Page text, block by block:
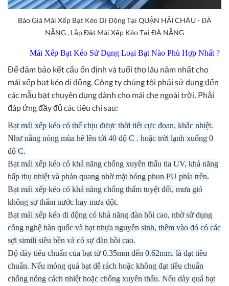
Báo Giá Mái Xếp Bạt Kéo Di Động Tại QUẬN HẢI CHÂU - ĐÀ
NẴNG , Lắp Đặt Mái Xếp Kéo Tại ĐÀ NẴNG
Mái Xếp Bạt Kéo Sử Dụng Loại Bạt Nào Phù Hợp Nhất ?
Để đảm bảo kết cấu ổn định và tuổi thọ lâu năm nhất cho
mái xếp bạt kéo di động. Công ty chúng tôi phải sử dụng đến
các mẫu bạt chuyên dụng dành cho mái che ngoài trời. Phải
đáp ứng đầy đủ các tiêu chí sau:
Bạt mái xếp kéo có thể chịu được thời tiết cực đoan, khắc nhiệt.
Như nắng nóng mùa hè lên tới 40 độ C . hoặc trời lạnh xuống 0
độ C.
Bạt mái xếp kéo có khả năng chống xuyên thấu tia UV, khả năng
hấp thụ nhiệt và phản quang nhờ mặt bóng phun PU phía trên.
Bạt mái xếp kéo có khả năng chống thấm tuyệt đối, mưa gió
không sợ thấm nước hay mưa dột.
Bạt mái xếp kéo di động có khả năng đàn hồi cao, nhờ sử dụng
công nghệ hàn quốc và hạt nhựa nguyên sinh, thêm vào đó có các
sợi simili siêu bền và có sự đàn hồi cao.
Độ dày tiêu chuẩn của bạt từ 0.35mm đến 0.62mm. là đạt tiêu
chuẩn. Nếu mỏng quá bạt dễ rách hoặc không đạt tiêu chuẩn
chống nóng cách nhiệt hoặc chống xuyên thấu. Nếu dày quá bạt